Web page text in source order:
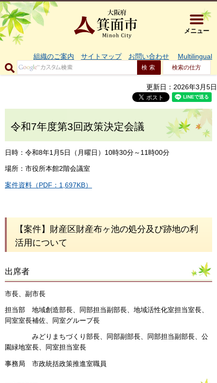
大阪府箕
メニュー
組織のご案内 サイトマップ お問い合わせ Multilingual
検索の仕方
更新日：2026年3月5日
令和7年度第3回政策決定会議
日時：令和8年1月5日（月曜日）10時30分～11時00分
場所：市役所本館2階会議室
案件資料（PDF：1,697KB）
【案件】財産区財産布ヶ池の処分及び跡地の利
活用について
出席者
市長、副市長
担当部 地域創造部長、同部担当副部長、地域活性化室担当室長、
同室室長補佐、同室グループ長
みどりまちづくり部長、同部副部長、同部担当副部長、公
園緑地室長、同室担当室長
事務局 市政統括政策推進室職員